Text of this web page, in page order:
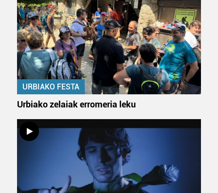
interes komertzial legitimoetan babesten dira. Ikusi gure
bazkideen zerrenda, beren ustez zein helburutarako
duten interes legitimoa eta horren aurka nola egin
dezakezun ikusteko.
Lortu zure datu pertsonalak prozesatzeko moduari
buruzko informazio gehiago eta ezarri zure lehentasunak
datuen atalean. Edozein unetan alda edo ken dezakezu
zure baimena Cookieen adierazpenean.
fitxategiak erabiltzen ditu. Zure esperientzia eta
zerbitzuak hobetzeko asmoz, cookie teknologiaz
baliatzen gara. Ohar hau onartuz gero, teknologia hori
erabiltzeko baimen esplizitua ematen diguzu.Gehiago
irakurri
URBIAKO FESTA
Urbiako zelaiak erromeria leku